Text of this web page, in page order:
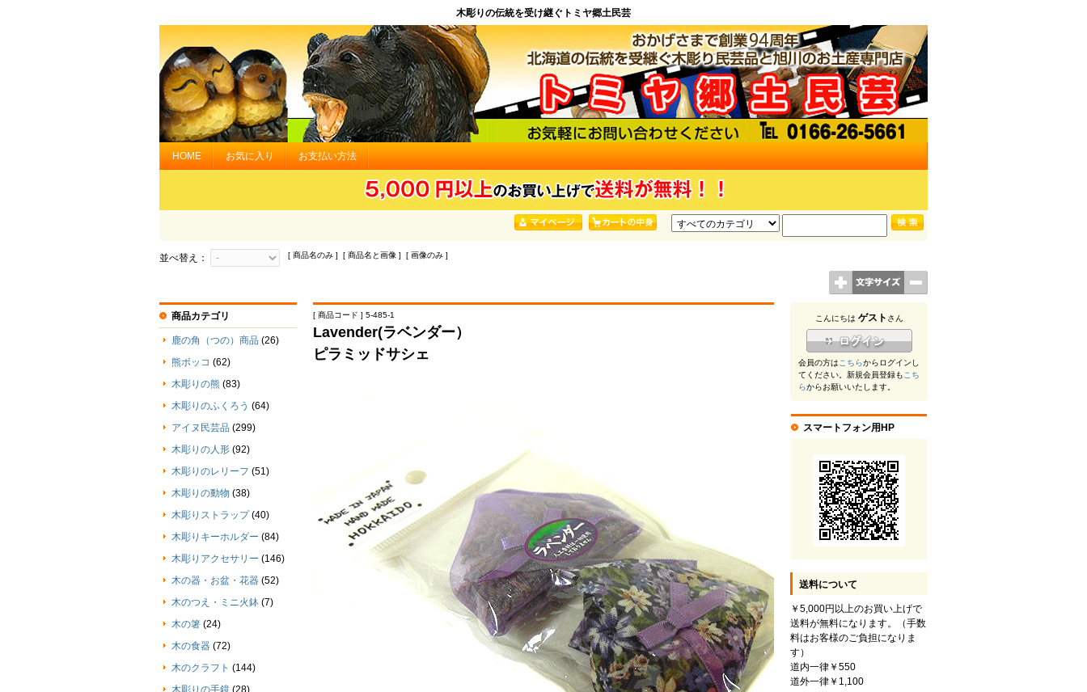
木彫りの伝統を受け継ぐトミヤ郷土民芸
HOME お気に入り お支払い方法
並べ替え： [ 商品名のみ ] [ 商品名と画像 ] [ 画像のみ ]
[ 商品コード ] 5-485-1
Lavender(ラベンダー）
ピラミッドサシェ
商品カテゴリ
鹿の角（つの）商品 (26)
熊ボッコ (62)
木彫りの熊 (83)
木彫りのふくろう (64)
アイヌ民芸品 (299)
木彫りの人形 (92)
木彫りのレリーフ (51)
木彫りの動物 (38)
木彫りストラップ (40)
木彫りキーホルダー (84)
木彫りアクセサリー (146)
木の器・お盆・花器 (52)
木のつえ・ミニ火鉢 (7)
木の箸 (24)
木の食器 (72)
木のクラフト (144)
こんにちは ゲスト さん
会員の方はこちらからログインし
てください。新規会員登録もこち
らからお願いいたします。
スマートフォン用HP
送料について
￥5,000円以上のお買い上げで
送料が無料になります。（手数
料はお客様のご負担になりま
す）
道内一律￥550
道外一律￥1,100